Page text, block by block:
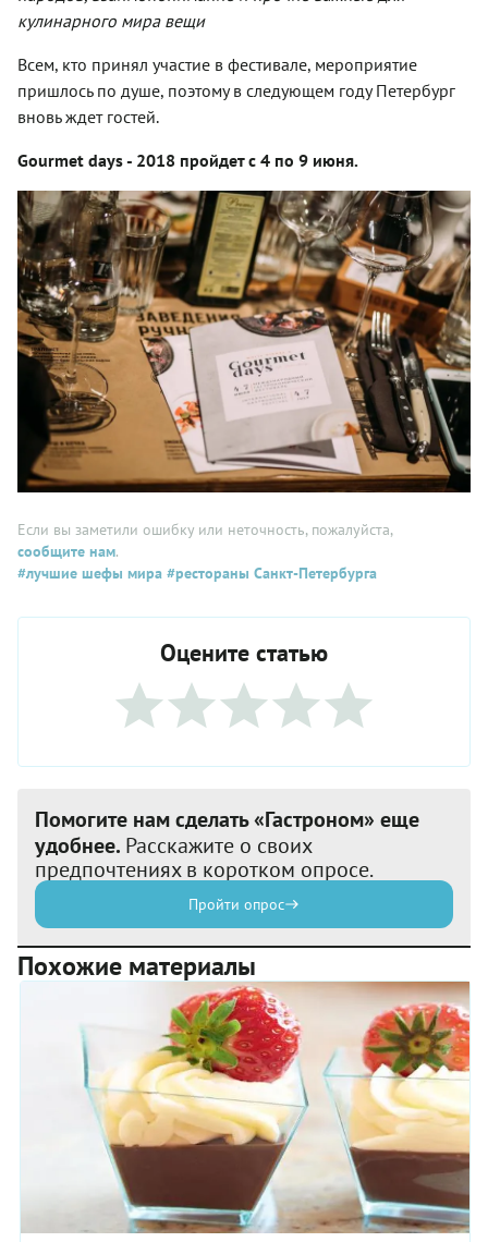
кулинарного мира вещи
Всем, кто принял участие в фестивале, мероприятие
пришлось по душе, поэтому в следующем году Петербург
вновь ждет гостей.
Gourmet days - 2018 пройдет с 4 по 9 июня.
Если вы заметили ошибку или неточность, пожалуйста,
сообщите нам.
#лучшие шефы мира #рестораны Санкт-Петербурга
Оцените статью
Помогите нам сделать «Гастроном» еще
удобнее. Расскажите о своих
предпочтениях в коротком опросе.
Пройти опрос
Похожие материалы